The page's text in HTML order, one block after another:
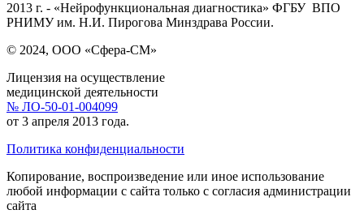
2013 г. - «Нейрофункциональная диагностика» ФГБУ ВПО
РНИМУ им. Н.И. Пирогова Минздрава России.
© 2024, ООО «Сфера-СМ»
Лицензия на осуществление
медицинской деятельности
№ ЛО-50-01-004099
от 3 апреля 2013 года.
Политика конфиденциальности
Копирование, воспроизведение или иное использование
любой информации с сайта только с согласия администрации
сайта